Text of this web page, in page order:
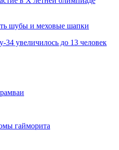
шубы и меховые шапки
увеличилось до 13 человек
гайморита